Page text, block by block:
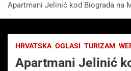
Apartmani Jelinić kod Biograda na
HRVATSKA OGLASI TURIZAM
Apartmani Jelinić